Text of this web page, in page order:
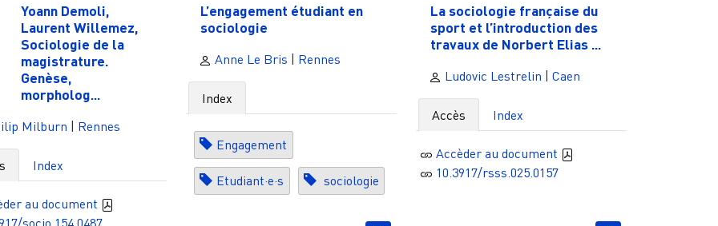
Yoann Demoli,
Laurent Willemez,
Sociologie de la
magistrature.
Genèse,
morpholog...
Milburn | Rennes
Index
au document
socio.154.0487
L’engagement étudiant en
sociologie
Anne Le Bris | Rennes
Index
Engagement
Etudiant·e·s sociologie
La sociologie française du
sport et l’introduction des
travaux de Norbert Elias ...
Ludovic Lestrelin | Caen
Accès Index
Accèder au document
10.3917/rsss.025.0157